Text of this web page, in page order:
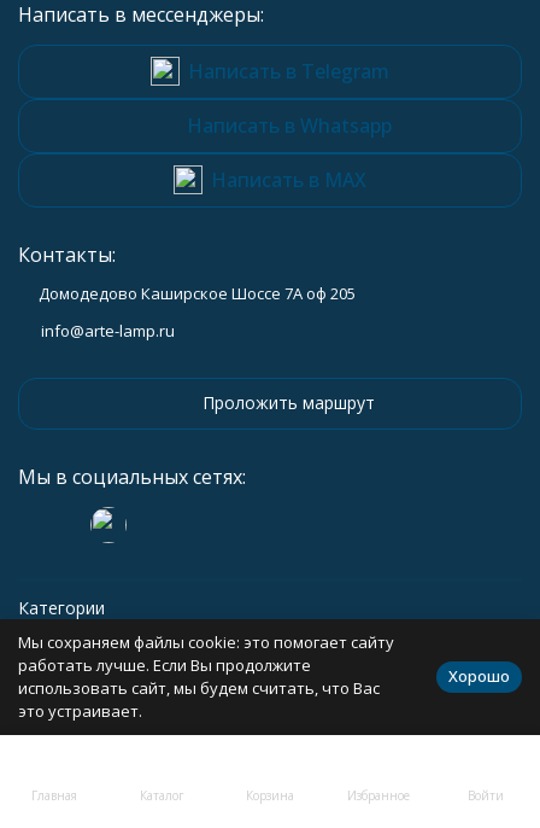
Главная Каталог Корзина Избранное Войти
Написать в мессенджеры:
Написать в Telegram
Написать в Whatsapp
Написать в MAX
Контакты:
Домодедово Каширское Шоссе 7А оф 205
info@arte-lamp.ru
Проложить маршрут
Мы в социальных сетях:
Категории
Информация
Политика персональных данных Карта сайта
Мы сохраняем файлы cookie: это помогает сайту
работать лучше. Если Вы продолжите
использовать сайт, мы будем считать, что Вас
это устраивает.
Хорошо